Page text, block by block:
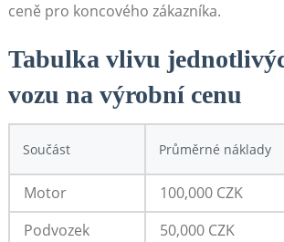
ceně pro koncového zákazníka.
Tabulka vlivu‍
vozu na výrobní cenu
Součást Průměrné‍ náklady
Motor 100,000 CZK
Podvozek
50,000​ CZK